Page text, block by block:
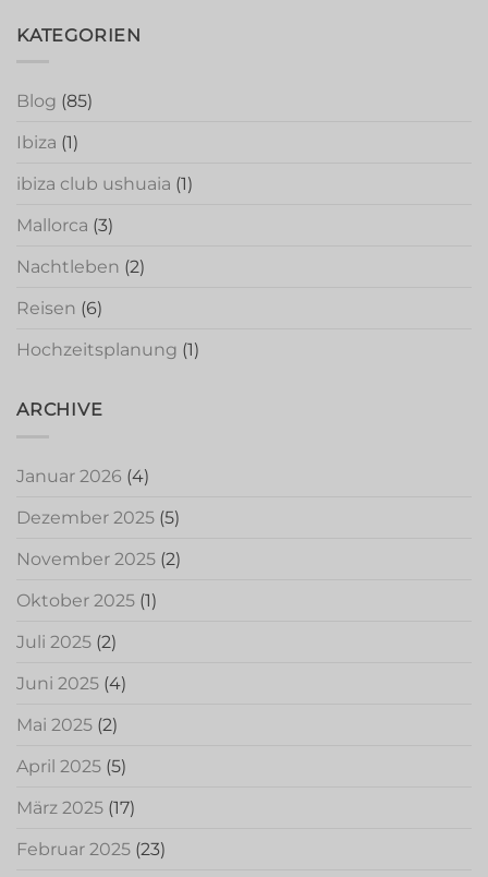
KATEGORIEN
Blog (85)
Ibiza (1)
ibiza club ushuaia (1)
Mallorca (3)
Nachtleben (2)
Reisen (6)
Hochzeitsplanung (1)
ARCHIVE
Januar 2026 (4)
Dezember 2025 (5)
November 2025 (2)
Oktober 2025 (1)
Juli 2025 (2)
Juni 2025 (4)
Mai 2025 (2)
April 2025 (5)
März 2025 (17)
Februar 2025 (23)